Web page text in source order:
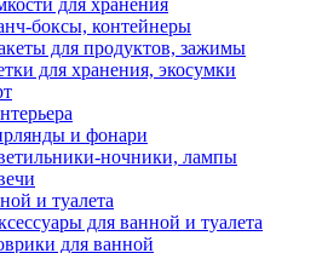
для хранения
боксы, контейнеры
для продуктов, зажимы
для хранения, экосумки
и фонари
ночники, лампы
и туалета
для ванной и туалета
для ванной